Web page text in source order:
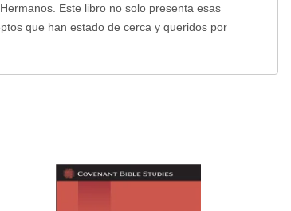
Este libro no solo presenta esas
que han estado de cerca y queridos por